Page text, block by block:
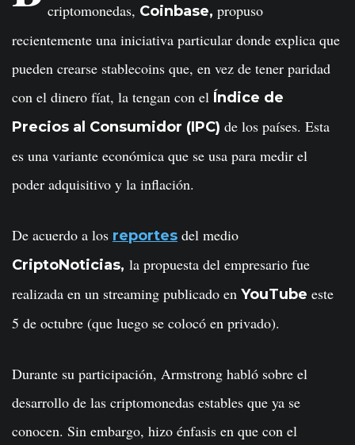
criptomonedas, Coinbase, propuso
recientemente una iniciativa particular donde explica que
pueden crearse stablecoins que, en vez de tener paridad
con el dinero fíat, la tengan con el Índice de
Precios al Consumidor (IPC) de los países. Esta
es una variante económica que se usa para medir el
poder adquisitivo y la inflación.
De acuerdo a los reportes del medio
CriptoNoticias, la propuesta del empresario fue
realizada en un streaming publicado en YouTube este
5 de octubre (que luego se colocó en privado).
Durante su participación, Armstrong habló sobre el
desarrollo de las criptomonedas estables que ya se
conocen. Sin embargo, hizo énfasis en que con el